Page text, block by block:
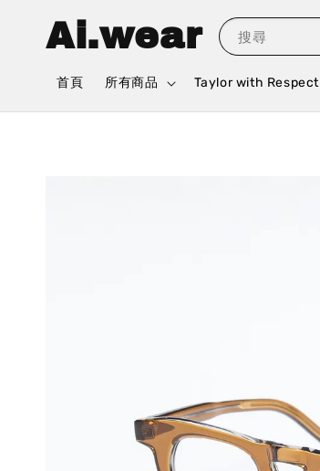
Ai.wear 搜尋
首頁 所有商品 Taylor with Respect